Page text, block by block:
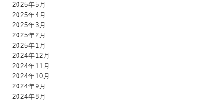
2025年5月
2025年4月
2025年3月
2025年2月
2025年1月
2024年12月
2024年11月
2024年10月
2024年9月
2024年8月